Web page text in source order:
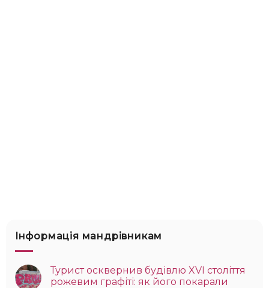
Інформація мандрівникам
Турист осквернив будівлю XVI століття
рожевим графіті: як його покарали